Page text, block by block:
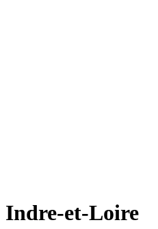
Indre-et-Loire